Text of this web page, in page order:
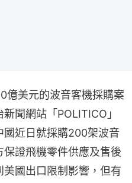
億美元的波音客機採購案
聞網站「POLITICO」
國近日就採購200架波音
證飛機零件供應及售後
國出口限制影響，但有